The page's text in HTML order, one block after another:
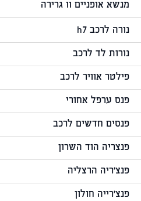
מנשא אופניים וו גרירה
נורה לרכב h7
נורות לד לרכב
פילטר אוויר לרכב
פנס ערפל אחורי
פנסים חדשים לרכב
פנצריה הוד השרון
פנצ'ריה הרצליה
פנצ'רייה חולון